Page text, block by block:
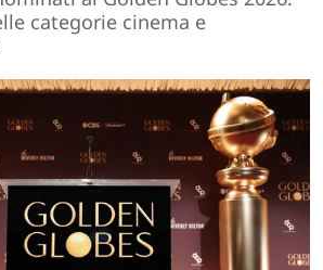
categorie cinema e